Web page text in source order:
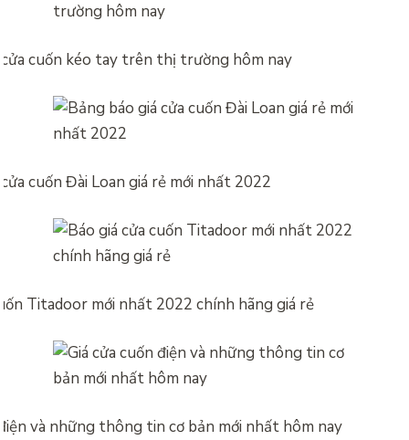
cuốn kéo tay trên thị trường hôm nay
cuốn Đài Loan giá rẻ mới nhất 2022
Titadoor mới nhất 2022 chính hãng giá rẻ
và những thông tin cơ bản mới nhất hôm nay